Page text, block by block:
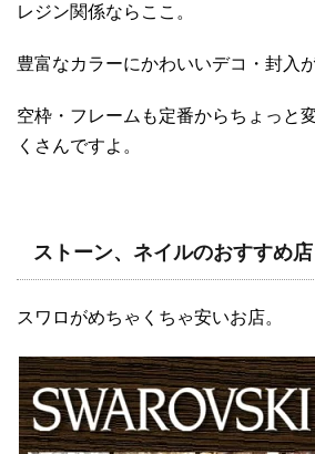
レジン関係ならここ。
豊富なカラーにかわいいデコ・封入
空枠・フレームも定番からちょっと
くさんですよ。
ストーン、ネイルのおすすめ店
スワロがめちゃくちゃ安いお店。